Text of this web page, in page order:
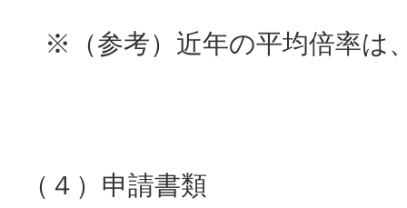
※（参考）近年の平均倍率は
（４）申請書類